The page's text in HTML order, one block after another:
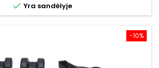
 Yra sandėlyje
−10%